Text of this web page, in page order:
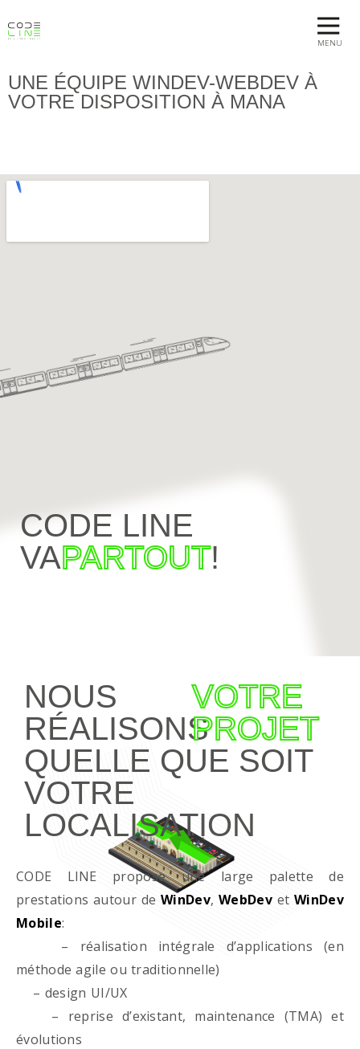
MENU
UNE ÉQUIPE WINDEV-WEBDEV À
VOTRE DISPOSITION À MANA
CODE LINE
VAPARTOUT!
NOUS
RÉALISONS
VOTRE
PROJET
QUELLE QUE SOIT
VOTRE
LOCALISATION
CODE LINE propose une large palette de
prestations autour deWinDev,WebDevet WinDev
Mobile:
– réalisation intégrale d’applications (en
méthode agile ou traditionnelle)
– design UI/UX
– reprise d’existant, maintenance (TMA) et
évolutions